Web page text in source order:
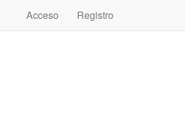
Acceso
Registro